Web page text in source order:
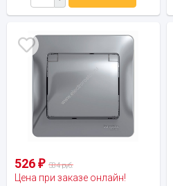
526 ₽ 584 руб.
Цена при заказе онлайн!